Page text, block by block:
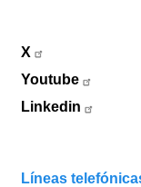
X
Youtube
Linkedin
Líneas